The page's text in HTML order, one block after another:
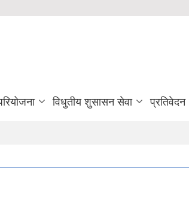
विधुतीय शुसासन सेवा प्रतिवेदन